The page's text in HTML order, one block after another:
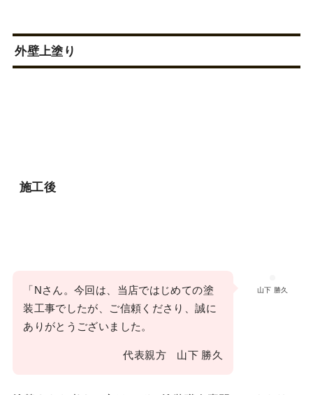
外壁上塗り
施工後
山下 勝久
「Nさん。今回は、当店ではじめての塗
装工事でしたが、ご信頼くださり、誠に
ありがとうございました。
代表親方 山下 勝久